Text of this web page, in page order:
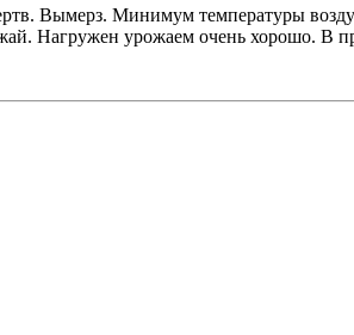
Вымерз. Минимум температуры
Нагружен урожаем очень хорошо. В